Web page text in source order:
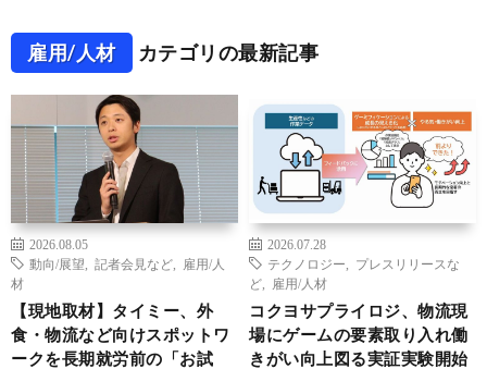
雇用/人材 カテゴリの最新記事
2026.08.05
動向/展望
記者会見など
雇用/人
材
【現地取材】タイミー、外
食・物流など向けスポットワ
ークを長期就労前の「お試
2026.07.28
テクノロジー
プレスリリースな
ど
雇用/人材
コクヨサプライロジ、物流現
場にゲームの要素取り入れ働
きがい向上図る実証実験開始